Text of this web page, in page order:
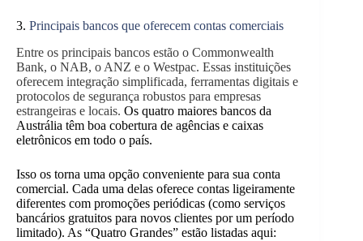
3. Principais bancos que oferecem contas comerciais
Entre os principais bancos estão o Commonwealth
Bank, o NAB, o ANZ e o Westpac. Essas instituições
oferecem integração simplificada, ferramentas digitais e
protocolos de segurança robustos para empresas
estrangeiras e locais. Os quatro maiores bancos da
Austrália têm boa cobertura de agências e caixas
eletrônicos em todo o país.
Isso os torna uma opção conveniente para sua conta
comercial. Cada uma delas oferece contas ligeiramente
diferentes com promoções periódicas (como serviços
bancários gratuitos para novos clientes por um período
limitado). As “Quatro Grandes” estão listadas aqui: